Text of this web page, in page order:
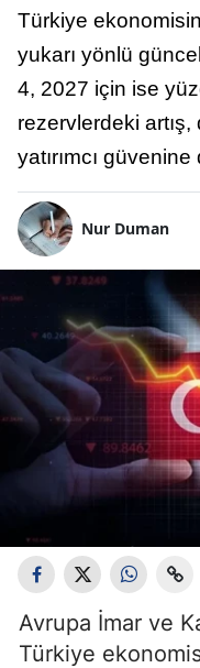
Türkiye
yukarı yönlü
4, 2027 için ise
rezervlerdeki
yatırımcı
Nur Duman
Avrupa İmar ve
Türkiye